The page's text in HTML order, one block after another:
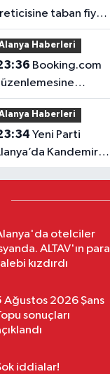
taban fiyat
Haberleri
destek
Haberleri
Yeni Parti
Kandemir’le
çıktı
otelciler
ALTAV'ın para
kızdırdı
Ağustos 2026 Şans
sonuçları
iddialar!